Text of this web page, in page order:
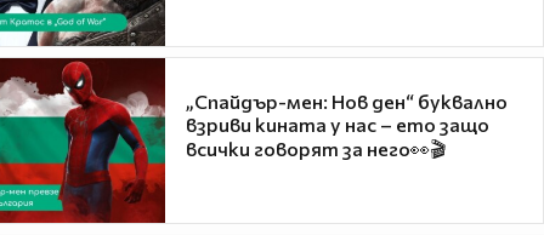
„Спайдър-мен: Нов ден“ буквално
взриви кината у нас – ето защо
всички говорят за него👀🎬